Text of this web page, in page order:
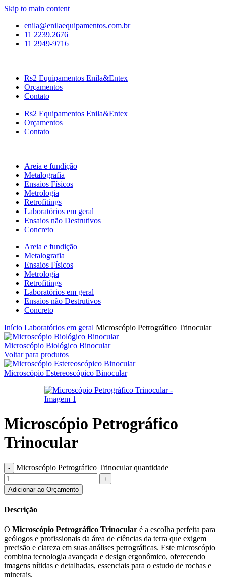
Skip to main content
enila@enilaequipamentos.com.br
11 2239.2676
11 2949-9716
Rs2 Equipamentos Enila&Entex
Orçamentos
Contato
Rs2 Equipamentos Enila&Entex
Orçamentos
Contato
Areia e fundição
Metalografia
Ensaios Físicos
Metrologia
Retrofitings
Laboratórios em geral
Ensaios não Destrutivos
Concreto
Areia e fundição
Metalografia
Ensaios Físicos
Metrologia
Retrofitings
Laboratórios em geral
Ensaios não Destrutivos
Concreto
Início Laboratórios em geral Microscópio Petrográfico Trinocular
Microscópio Biológico Binocular
Voltar para produtos
Microscópio Estereoscópico Binocular
Microscópio Petrográfico
Trinocular
Microscópio Petrográfico Trinocular quantidade
Adicionar ao Orçamento
Descrição
O Microscópio Petrográfico Trinocular é a escolha perfeita para
geólogos e profissionais da área de ciências da terra que exigem
precisão e clareza em suas análises petrográficas. Este microscópio
combina tecnologia avançada e design ergonômico, oferecendo
imagens nítidas e detalhadas, essenciais para o estudo de rochas e
minerais.